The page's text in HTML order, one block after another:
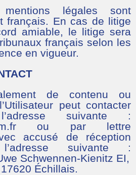
légales sont
français. En cas de litige
amiable, le litige sera
français selon les
en vigueur.
de contenu ou
peut contacter
suivante :
num.fr ou par lettre
accusé de réception
suivante :
Schwennen-Kienitz EI,
Échillais.